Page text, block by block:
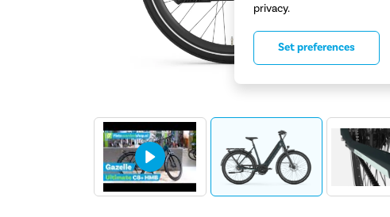
privacy.
Set preferences